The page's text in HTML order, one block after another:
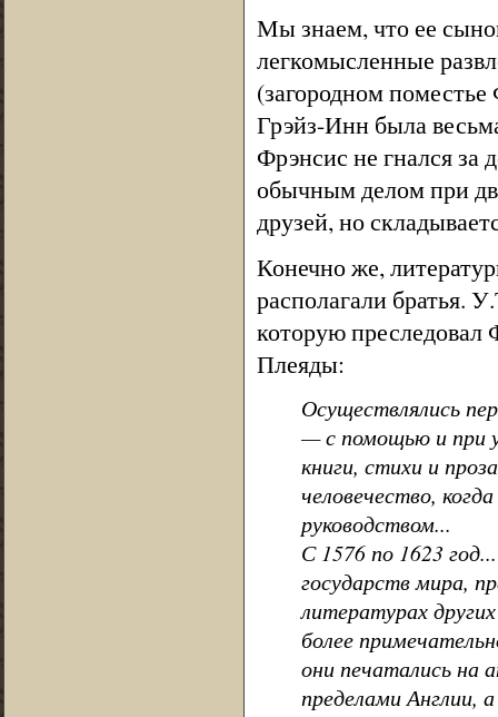
Мы знаем, что ее
легкомысленные
(загородном
Грэйз-Инн была
Фрэнсис не гнался за
обычным делом при
друзей, но
Конечно же,
располагали братья.
которую преследовал
Плеяды:
Осуществлялись
— с помощью и при
книги, стихи и
человечество,
руководством...
С 1576 по 1623
государств мира,
литературах
более
они печатались на
пределами Англии,